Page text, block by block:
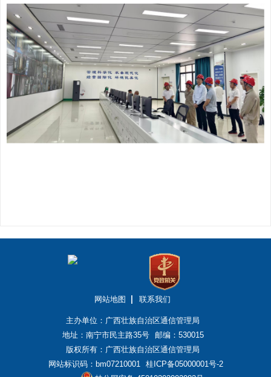
网站地图 联系我们
主办单位：广西壮族自治区通信管理局
地址：南宁市民主路35号
邮编：530015
版权所有：广西壮族自治区通信管理局
网站标识码：bm07210001
桂ICP备05000001号-2